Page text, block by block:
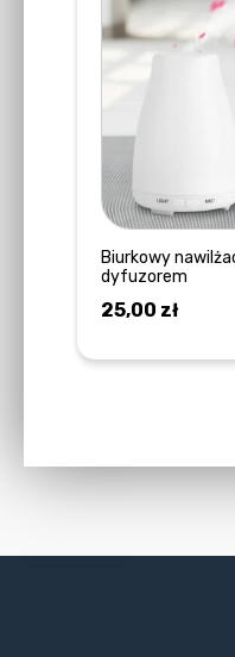
Biurkowy
dyfuzorem
25,00 zł